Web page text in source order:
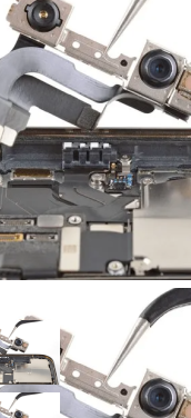
Сумки и
Для дома и
LEGO
Для домашних
Умный дом и
Автомобильные